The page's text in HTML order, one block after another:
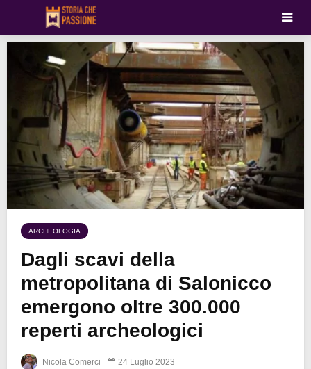
ARCHEOLOGIA
Dagli scavi della
metropolitana di Salonicco
emergono oltre 300.000
reperti archeologici
Nicola Comerci 24 Luglio 2023